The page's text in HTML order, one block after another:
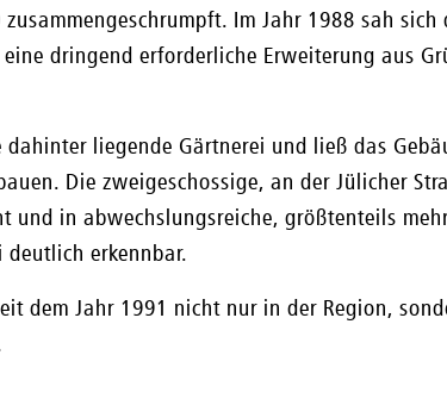
Im Jahr 1988 sah sich
dringend erforderliche Erweiterung aus
liegende Gärtnerei und ließ das
Die zweigeschossige, an der Jülicher
und in abwechslungsreiche, größtenteils
deutlich erkennbar.
dem Jahr 1991 nicht nur in der Region,